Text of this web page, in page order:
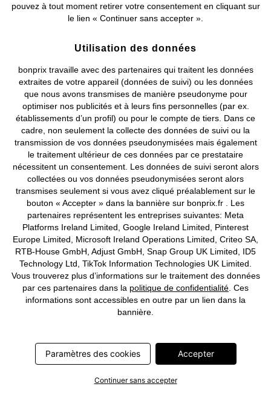
BONS PLANS
Pantalon jogger cargo droit,
regular
CHF 29,95CHF 48,95 -38%
BONS PLANS
Lot de 2 t-shirts col tunisien
100 % coton
CHF 12,95CHF 37,95-65%
pouvez à tout moment retirer votre consentement en cliquant sur
le lien « Continuer sans accepter ».
Utilisation des données
bonprix travaille avec des partenaires qui traitent les données
extraites de votre appareil (données de suivi) ou les données
que nous avons transmises de manière pseudonyme pour
optimiser nos publicités et à leurs fins personnelles (par ex.
établissements d’un profil) ou pour le compte de tiers. Dans ce
cadre, non seulement la collecte des données de suivi ou la
transmission de vos données pseudonymisées mais également
le traitement ultérieur de ces données par ce prestataire
nécessitent un consentement. Les données de suivi seront alors
collectées ou vos données pseudonymisées seront alors
transmises seulement si vous avez cliqué préalablement sur le
bouton « Accepter » dans la bannière sur bonprix.fr . Les
partenaires représentent les entreprises suivantes: Meta
Platforms Ireland Limited, Google Ireland Limited, Pinterest
Europe Limited, Microsoft Ireland Operations Limited, Criteo SA,
RTB-House GmbH, Adjust GmbH, Snap Group UK Limited, ID5
Technology Ltd, TikTok Information Technologies UK Limited.
Vous trouverez plus d’informations sur le traitement des données
par ces partenaires dans la politique de confidentialité . Ces
informations sont accessibles en outre par un lien dans la
bannière.
Paramètres des cookies Accepter
Continuer sans accepter